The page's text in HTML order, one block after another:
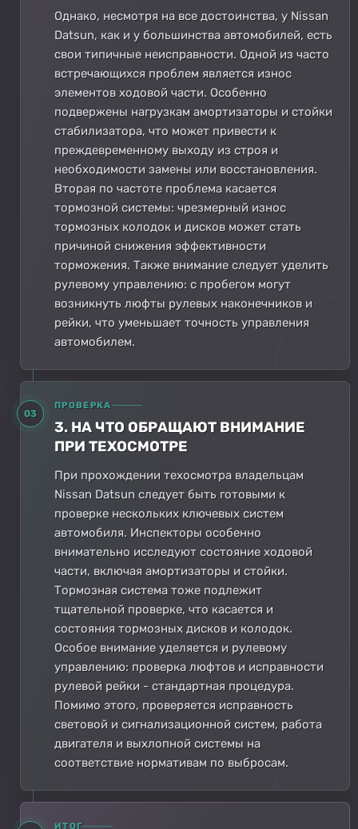
Однако, несмотря на все достоинства, у Nissan
Datsun, как и у большинства автомобилей, есть
свои типичные неисправности. Одной из часто
встречающихся проблем является износ
элементов ходовой части. Особенно
подвержены нагрузкам амортизаторы и стойки
стабилизатора, что может привести к
преждевременному выходу из строя и
необходимости замены или восстановления.
Вторая по частоте проблема касается
тормозной системы: чрезмерный износ
тормозных колодок и дисков может стать
причиной снижения эффективности
торможения. Также внимание следует уделить
рулевому управлению: с пробегом могут
возникнуть люфты рулевых наконечников и
рейки, что уменьшает точность управления
автомобилем.
03
ПРОВЕРКА
3. НА ЧТО ОБРАЩАЮТ ВНИМАНИЕ
ПРИ ТЕХОСМОТРЕ
При прохождении техосмотра владельцам
Nissan Datsun следует быть готовыми к
проверке нескольких ключевых систем
автомобиля. Инспекторы особенно
внимательно исследуют состояние ходовой
части, включая амортизаторы и стойки.
Тормозная система тоже подлежит
тщательной проверке, что касается и
состояния тормозных дисков и колодок.
Особое внимание уделяется и рулевому
управлению: проверка люфтов и исправности
рулевой рейки - стандартная процедура.
Помимо этого, проверяется исправность
световой и сигнализационной систем, работа
двигателя и выхлопной системы на
соответствие нормативам по выбросам.
ИТОГ